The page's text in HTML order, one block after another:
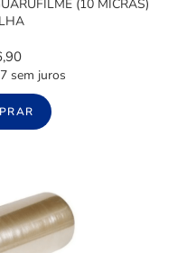
(10 MICRAS)
sem juros